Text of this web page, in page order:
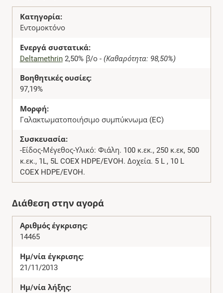
Κατηγορία:
Εντομοκτόνο
Ενεργά συστατικά:
Deltamethrin2,50% β/ο - (Καθαρότητα: 98,50%)
Βοηθητικές ουσίες:
97,19%
Μορφή:
Γαλακτωματοποιήσιμο συμπύκνωμα (EC)
Συσκευασία:
-Είδος-Μέγεθος-Υλικό: Φιάλη. 100 κ.εκ., 250 κ.εκ, 500
κ.εκ., 1L, 5L COEX HDPE/EVOH. Δοχεία. 5 L , 10 L
COEX HDPE/EVOH.
Διάθεση στην αγορά
Αριθμός έγκρισης:
14465
Ημ/νία έγκρισης:
21/11/2013
Ημ/νία λήξης: